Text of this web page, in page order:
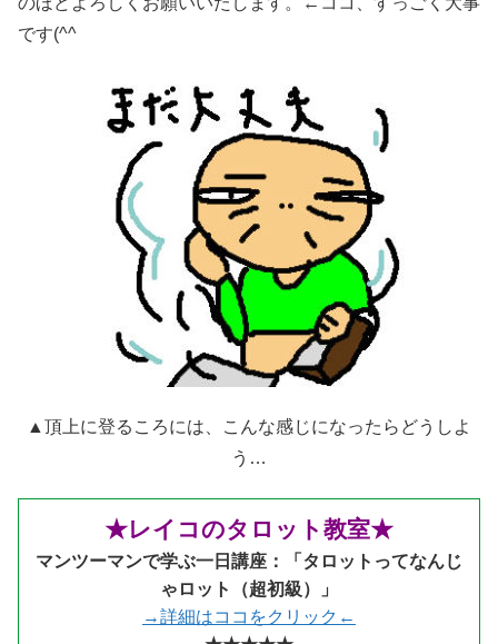
です(^^ゞ
▲頂上に登るころには、こんな感じになったらどうしよ
う…
★レイコのタロット教室★
マンツーマンで学ぶ一日講座：「タロットってなんじ
ゃロット（超初級）」
→詳細はココをクリック←